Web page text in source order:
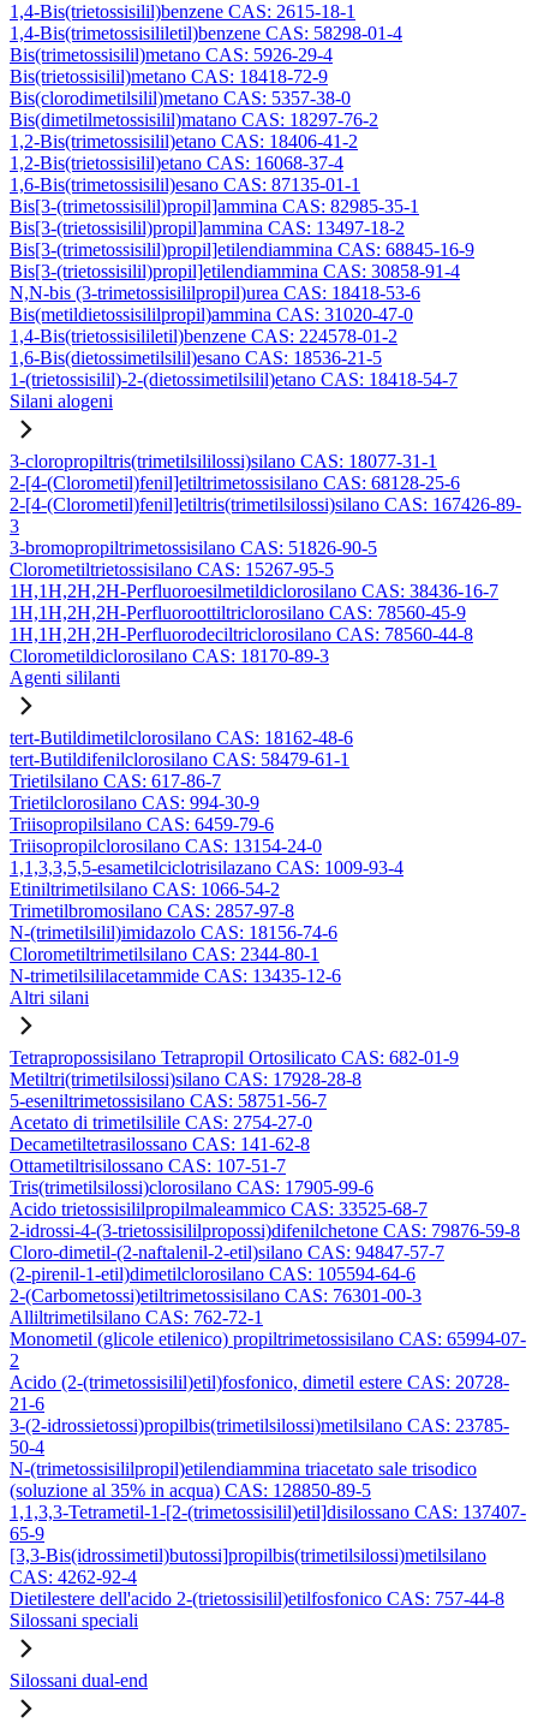
1,4-Bis(trietossisilil)benzene CAS: 2615-18-1
1,4-Bis(trimetossisililetil)benzene CAS: 58298-01-4
Bis(trimetossisilil)metano CAS: 5926-29-4
Bis(trietossisilil)metano CAS: 18418-72-9
Bis(clorodimetilsilil)metano CAS: 5357-38-0
Bis(dimetilmetossisilil)matano CAS: 18297-76-2
1,2-Bis(trimetossisilil)etano CAS: 18406-41-2
1,2-Bis(trietossisilil)etano CAS: 16068-37-4
1,6-Bis(trimetossisilil)esano CAS: 87135-01-1
Bis[3-(trimetossisilil)propil]ammina CAS: 82985-35-1
Bis[3-(trietossisilil)propil]ammina CAS: 13497-18-2
Bis[3-(trimetossisilil)propil]etilendiammina CAS: 68845-16-9
Bis[3-(trietossisilil)propil]etilendiammina CAS: 30858-91-4
N,N-bis (3-trimetossisililpropil)urea CAS: 18418-53-6
Bis(metildietossisililpropil)ammina CAS: 31020-47-0
1,4-Bis(trietossisililetil)benzene CAS: 224578-01-2
1,6-Bis(dietossimetilsilil)esano CAS: 18536-21-5
1-(trietossisilil)-2-(dietossimetilsilil)etano CAS: 18418-54-7
Silani alogeni
3-cloropropiltris(trimetilsililossi)silano CAS: 18077-31-1
2-[4-(Clorometil)fenil]etiltrimetossisilano CAS: 68128-25-6
2-[4-(Clorometil)fenil]etiltris(trimetilsilossi)silano CAS: 167426-89-
3
3-bromopropiltrimetossisilano CAS: 51826-90-5
Clorometiltrietossisilano CAS: 15267-95-5
1H,1H,2H,2H-Perfluoroesilmetildiclorosilano CAS: 38436-16-7
1H,1H,2H,2H-Perfluoroottiltriclorosilano CAS: 78560-45-9
1H,1H,2H,2H-Perfluorodeciltriclorosilano CAS: 78560-44-8
Clorometildiclorosilano CAS: 18170-89-3
Agenti sililanti
tert-Butildimetilclorosilano CAS: 18162-48-6
tert-Butildifenilclorosilano CAS: 58479-61-1
Trietilsilano CAS: 617-86-7
Trietilclorosilano CAS: 994-30-9
Triisopropilsilano CAS: 6459-79-6
Triisopropilclorosilano CAS: 13154-24-0
1,1,3,3,5,5-esametilciclotrisilazano CAS: 1009-93-4
Etiniltrimetilsilano CAS: 1066-54-2
Trimetilbromosilano CAS: 2857-97-8
N-(trimetilsilil)imidazolo CAS: 18156-74-6
Clorometiltrimetilsilano CAS: 2344-80-1
N-trimetilsililacetammide CAS: 13435-12-6
Altri silani
Tetrapropossisilano Tetrapropil Ortosilicato CAS: 682-01-9
Metiltri(trimetilsilossi)silano CAS: 17928-28-8
5-eseniltrimetossisilano CAS: 58751-56-7
Acetato di trimetilsilile CAS: 2754-27-0
Decametiltetrasilossano CAS: 141-62-8
Ottametiltrisilossano CAS: 107-51-7
Tris(trimetilsilossi)clorosilano CAS: 17905-99-6
Acido trietossisililpropilmaleammico CAS: 33525-68-7
2-idrossi-4-(3-trietossisililpropossi)difenilchetone CAS: 79876-59-8
Cloro-dimetil-(2-naftalenil-2-etil)silano CAS: 94847-57-7
(2-pirenil-1-etil)dimetilclorosilano CAS: 105594-64-6
2-(Carbometossi)etiltrimetossisilano CAS: 76301-00-3
Alliltrimetilsilano CAS: 762-72-1
Monometil (glicole etilenico) propiltrimetossisilano CAS: 65994-07-
2
Acido (2-(trimetossisilil)etil)fosfonico, dimetil estere CAS: 20728-
21-6
3-(2-idrossietossi)propilbis(trimetilsilossi)metilsilano CAS: 23785-
50-4
N-(trimetossisililpropil)etilendiammina triacetato sale trisodico
(soluzione al 35% in acqua) CAS: 128850-89-5
1,1,3,3-Tetrametil-1-[2-(trimetossisilil)etil]disilossano CAS: 137407-
65-9
[3,3-Bis(idrossimetil)butossi]propilbis(trimetilsilossi)metilsilano
CAS: 4262-92-4
Dietilestere dell'acido 2-(trietossisilil)etilfosfonico CAS: 757-44-8
Silossani speciali
Silossani dual-end